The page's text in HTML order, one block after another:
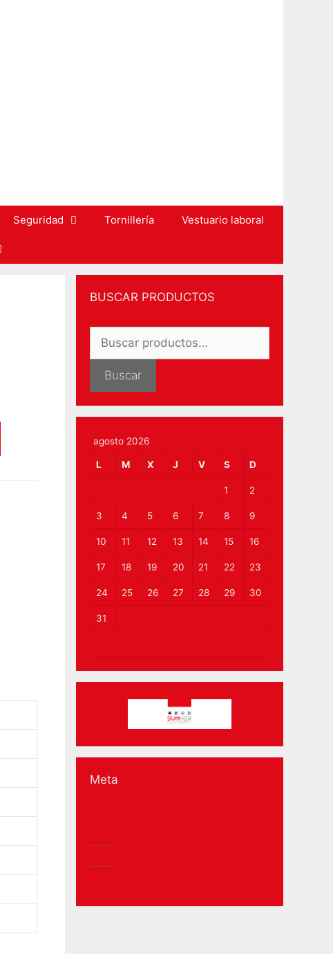
Seguridad Tornillería Vestuario laboral
BUSCAR PRODUCTOS
Buscar
Buscar
agosto 2026
L M X J V S D
1 2
3 4 5 6 7 8 9
10 11 12 13 14 15 16
17 18 19 20 21 22 23
24 25 26 27 28 29 30
31
Meta